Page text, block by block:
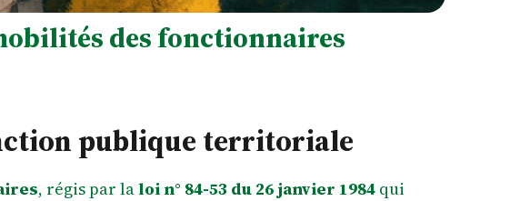
des fonctionnaires
publique territoriale
, régis par laloi n° 84-53 du 26 janvier 1984 qui